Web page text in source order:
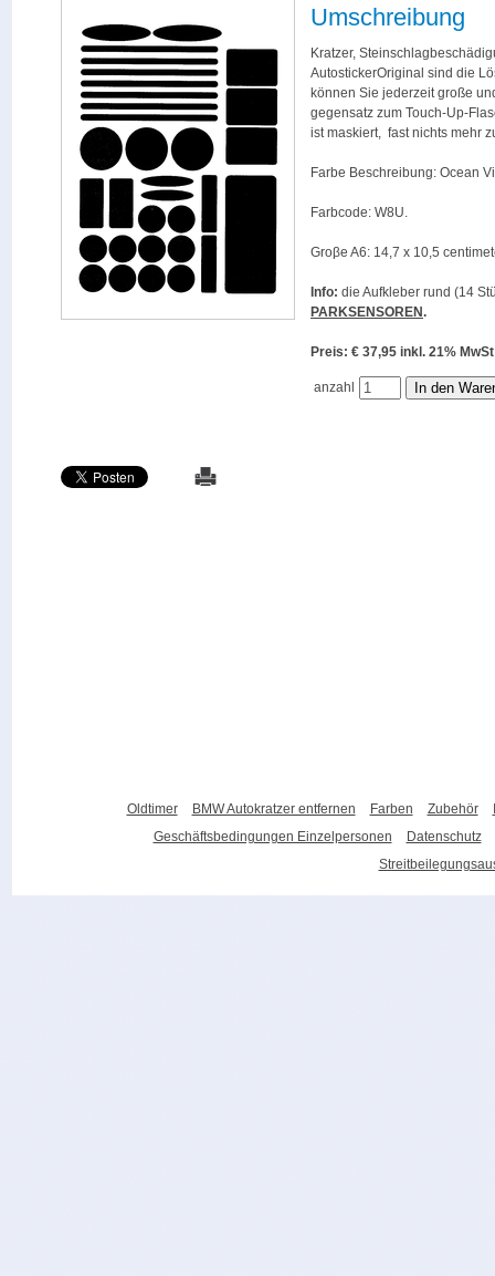
Umschreibung
Kratzer,
AutostickerOriginal sind die
können Sie jederzeit große
gegensatz zum Touch-Up-
ist maskiert, fast nichts mehr
Farbe Beschreibung: Ocean
Farbcode: W8U.
Groβe A6: 14,7 x 10,5
Info: die Aufkleber rund (14
PARKSENSOREN.
Preis: € 37,95 inkl. 21%
anzahl
Oldtimer BMW Autokratzer entfernen Farben Zubehör
Geschäftsbedingungen Einzelpersonen
Datenschutz